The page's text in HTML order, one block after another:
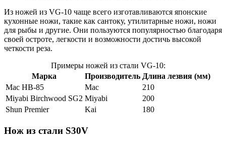
Из ножей из VG-10 чаще всего изготавливаются японские
кухонные ножи, такие как сантоку, утилитарные ножи, ножи
для рыбы и другие. Они пользуются популярностью благодаря
своей остроте, легкости и возможности достичь высокой
четкости реза.
Примеры ножей из стали VG-10:
Марка
Производитель Длина лезвия (мм)
Mac HB-85
Mac
210
Miyabi Birchwood SG2 Miyabi
200
Shun Premier
Kai 180
Нож из стали S30V